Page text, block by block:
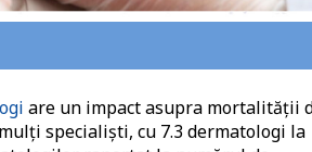
are un impact asupra mortalității
specialiști, cu 7.3 dermatologi la